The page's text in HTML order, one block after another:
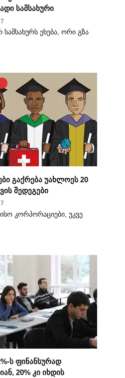
სამსახური
ეხება, ორი გზა
გაქრება უახლოეს 20
შედეგები
კორპორაციები, უკვე
ს ფინანსურად
20% კი იხდის